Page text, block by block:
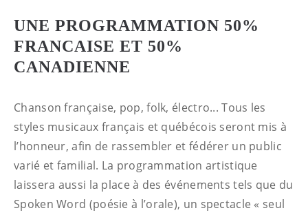
UNE PROGRAMMATION 50%
FRANCAISE ET 50%
CANADIENNE
Chanson française, pop, folk, électro... Tous les
styles musicaux français et québécois seront mis à
l’honneur, afin de rassembler et fédérer un public
varié et familial. La programmation artistique
laissera aussi la place à des événements tels que du
Spoken Word (poésie à l’orale), un spectacle « seul